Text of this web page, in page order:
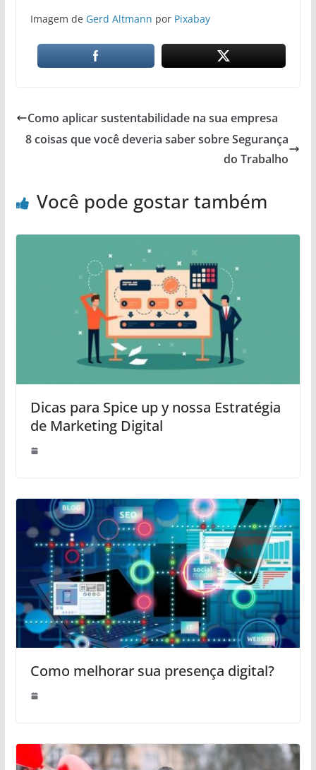
Imagem de Gerd Altmann por Pixabay
Como aplicar sustentabilidade na sua empresa
8 coisas que você deveria saber sobre Segurança
do Trabalho
Você pode gostar também
Dicas para Spice up y nossa Estratégia
de Marketing Digital
Como melhorar sua presença digital?